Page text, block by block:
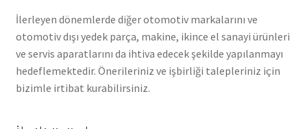
İlerleyen dönemlerde diğer otomotiv markalarını ve
otomotiv dışı yedek parça, makine, ikince el sanayi ürünleri
ve servis aparatlarını da ihtiva edecek şekilde yapılanmayı
hedeflemektedir. Önerileriniz ve işbirliği talepleriniz için
bizimle irtibat kurabilirsiniz.